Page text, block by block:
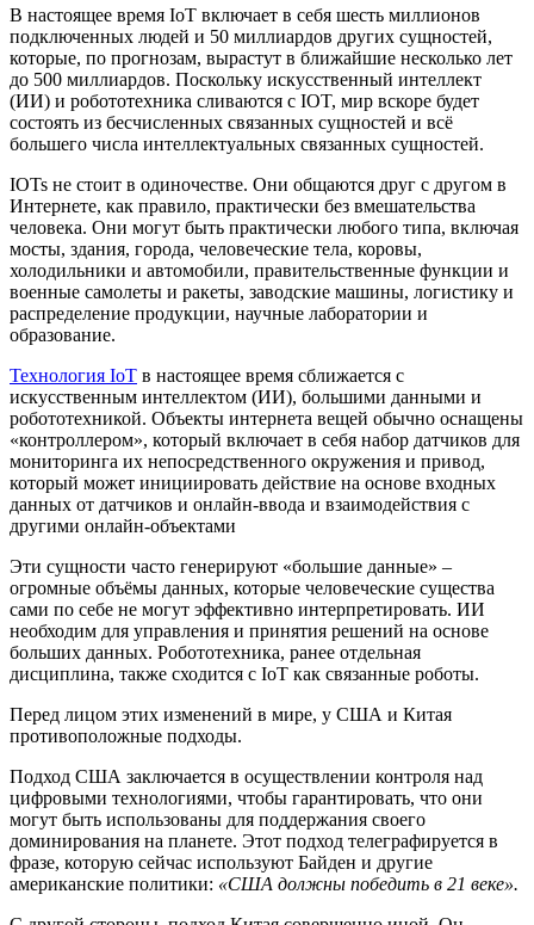
В настоящее время IoT включает в себя шесть миллионов
подключенных людей и 50 миллиардов других сущностей,
которые, по прогнозам, вырастут в ближайшие несколько лет
до 500 миллиардов. Поскольку искусственный интеллект
(ИИ) и робототехника сливаются с IOT, мир вскоре будет
состоять из бесчисленных связанных сущностей и всё
большего числа интеллектуальных связанных сущностей.
IOTs не стоит в одиночестве. Они общаются друг с другом в
Интернете, как правило, практически без вмешательства
человека. Они могут быть практически любого типа, включая
мосты, здания, города, человеческие тела, коровы,
холодильники и автомобили, правительственные функции и
военные самолеты и ракеты, заводские машины, логистику и
распределение продукции, научные лаборатории и
образование.
Технология IoT в настоящее время сближается с
искусственным интеллектом (ИИ), большими данными и
робототехникой. Объекты интернета вещей обычно оснащены
«контроллером», который включает в себя набор датчиков для
мониторинга их непосредственного окружения и привод,
который может инициировать действие на основе входных
данных от датчиков и онлайн-ввода и взаимодействия с
другими онлайн-объектами
Эти сущности часто генерируют «большие данные» –
огромные объёмы данных, которые человеческие существа
сами по себе не могут эффективно интерпретировать. ИИ
необходим для управления и принятия решений на основе
больших данных. Робототехника, ранее отдельная
дисциплина, также сходится с IoT как связанные роботы.
Перед лицом этих изменений в мире, у США и Китая
противоположные подходы.
Подход США заключается в осуществлении контроля над
цифровыми технологиями, чтобы гарантировать, что они
могут быть использованы для поддержания своего
доминирования на планете. Этот подход телеграфируется в
фразе, которую сейчас используют Байден и другие
американские политики: «США должны победить в 21 веке».